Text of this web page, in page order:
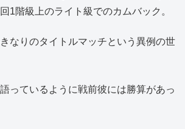
1階級上のライト級でのカムバック。
なりのタイトルマッチという異例の世
っているように戦前彼には勝算があっ